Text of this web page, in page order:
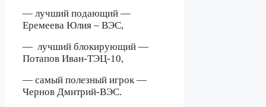
— лучший подающий —
Еремеева Юлия – ВЭС,
— лучший блокирующий —
Потапов Иван-ТЭЦ-10,
— самый полезный игрок —
Чернов Дмитрий-ВЭС.